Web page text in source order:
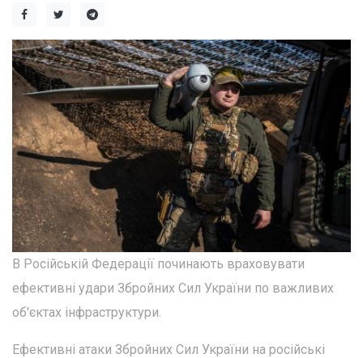
В Російській Федерації починають враховувати
ефективні удари Збройних Сил України по важливих
об'єктах інфраструктури.
Ефективні атаки Збройних Сил України на російські